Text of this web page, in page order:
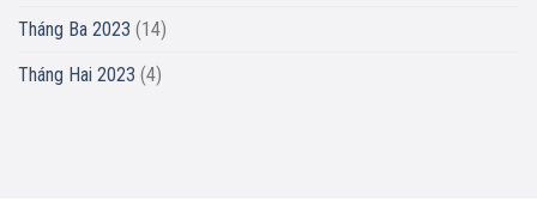
Tháng Ba 2023 (14)
Tháng Hai 2023 (4)